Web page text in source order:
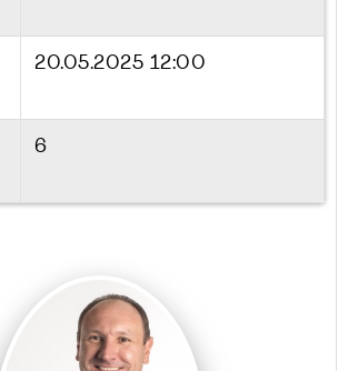
20.05.2025 12:00
6